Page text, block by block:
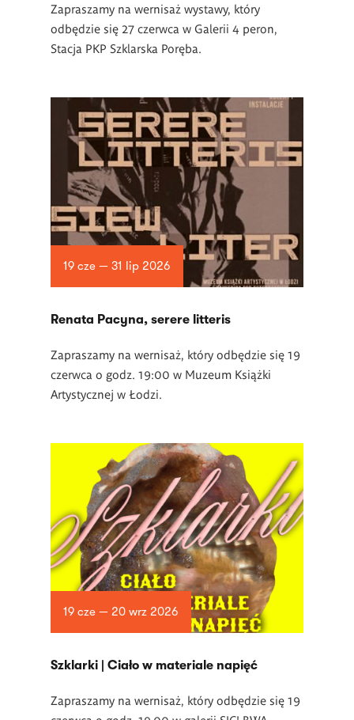
Zapraszamy na wernisaż wystawy, który
odbędzie się 27 czerwca w Galerii 4 peron,
Stacja PKP Szklarska Poręba.
19 cze — 31 lip 2026
Renata Pacyna, serere litteris
Zapraszamy na wernisaż, który odbędzie się 19
czerwca o godz. 19:00 w Muzeum Książki
Artystycznej w Łodzi.
19 cze — 20 wrz 2026
­Szklarki | Ciało w materiale napięć
Zapraszamy na wernisaż, który odbędzie się 19